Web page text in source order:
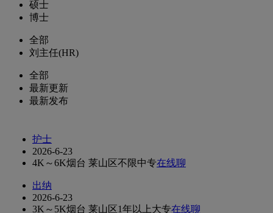
硕士
博士
全部
刘主任(HR)
全部
最新更新
最新发布
护士
2026-6-23
4K～6K烟台 莱山区不限中专在线聊
出纳
2026-6-23
3K～5K烟台 莱山区1年以上大专在线聊